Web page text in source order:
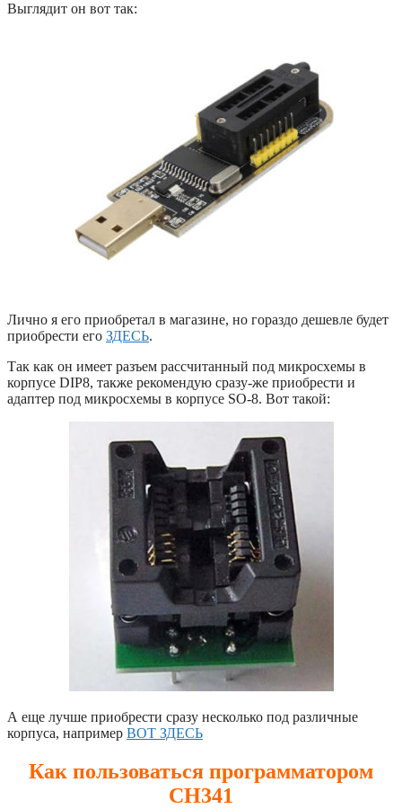
Выглядит он вот так:
Лично я его приобретал в магазине, но гораздо дешевле будет
приобрести его ЗДЕСЬ.
Так как он имеет разъем рассчитанный под микросхемы в
корпусе DIP8, также рекомендую сразу-же приобрести и
адаптер под микросхемы в корпусе SO-8. Вот такой:
А еще лучше приобрести сразу несколько под различные
корпуса, например ВОТ ЗДЕСЬ
Как пользоваться программатором
CH341